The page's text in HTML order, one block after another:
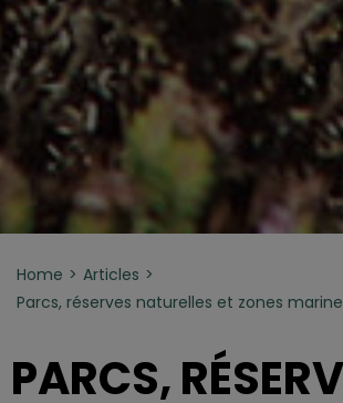
Home
Articles
Parcs, réserves naturelles et zones
PARCS,